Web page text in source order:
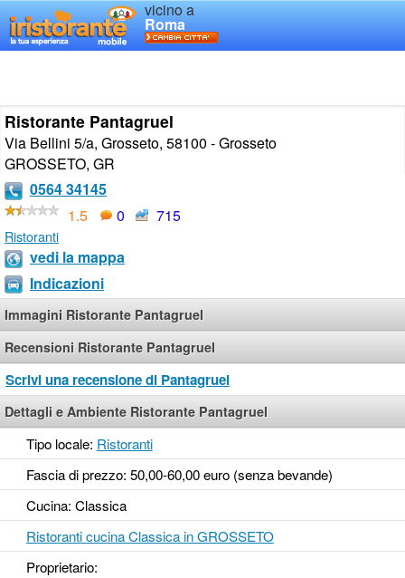
vicino a
Roma
Ristorante Pantagruel
Via Bellini 5/a, Grosseto, 58100 - Grosseto
GROSSETO, GR
0564 34145
1.5
0 715
Ristoranti
vedi la mappa
Indicazioni
Immagini Ristorante Pantagruel
Recensioni Ristorante Pantagruel
Scrivi una recensione di Pantagruel
Dettagli e Ambiente Ristorante Pantagruel
Tipo locale: Ristoranti
Fascia di prezzo: 50,00-60,00 euro (senza bevande)
Cucina: Classica
Ristoranti cucina Classica in GROSSETO
Proprietario: